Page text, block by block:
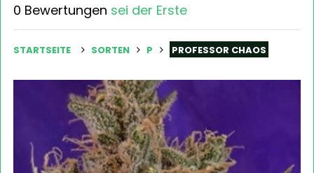
0 Bewertungen sei der Erste
STARTSEITE SORTEN P PROFESSOR CHAOS